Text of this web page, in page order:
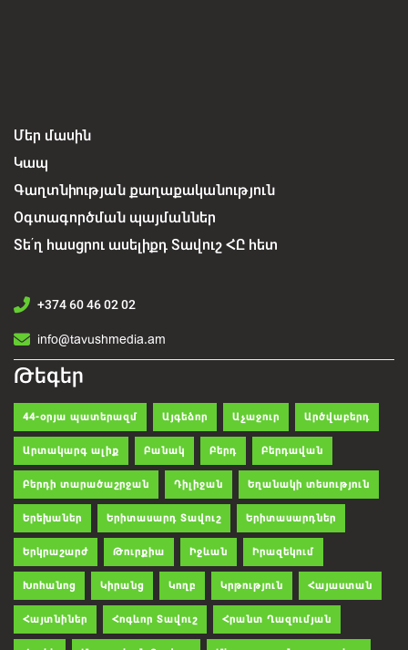
Մեր մասին
Կապ
Գաղտնիության քաղաքականություն
Օգտագործման պայմաններ
Տե՛ղ հասցրու ասելիքդ Տավուշ ՀԸ հետ
+374 60 46 02 02
info@tavushmedia.am
Թեգեր
44-օրյա պատերազմ Այգեձոր Աչաջուր Արծվաբերդ
Արտակարգ ալիք Բանակ Բերդ Բերդավան
Բերդի տարածաշրջան Դիլիջան Եղանակի տեսություն
Երեխաներ Երիտասարդ Տավուշ Երիտասարդներ
Երկրաշարժ Թուրքիա Իջևան Իրազեկում
Խոհանոց Կիրանց Կողբ Կրթություն Հայաստան
Հայտնիներ Հոգևոր Տավուշ Հրանտ Ղազումյան